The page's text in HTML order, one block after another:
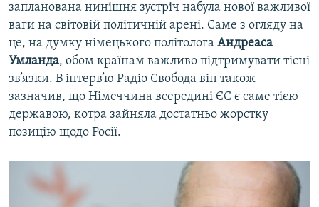
запланована нинішня зустріч набула нової важливої
ваги на світовій політичній арені. Саме з огляду на
це, на думку німецького політолога Андреаса
Умланда, обом країнам важливо підтримувати тісні
зв’язки. В інтерв’ю Радіо Свобода він також
зазначив, що Німеччина всередині ЄС є саме тією
державою, котра зайняла достатньо жорстку
позицію щодо Росії.